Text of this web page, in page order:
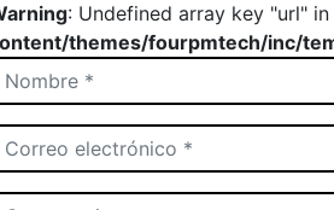
: Undefined array key "url" in
themes/fourpmtech/inc/